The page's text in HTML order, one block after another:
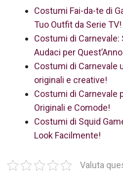
Costumi Fai-da-te di
Tuo Outfit da Serie TV!
Costumi di
Audaci per
Costumi di Carnevale
originali e creative!
Costumi di Carnevale
Originali e Comode!
Costumi di Squid
Look Facilmente!
Valuta